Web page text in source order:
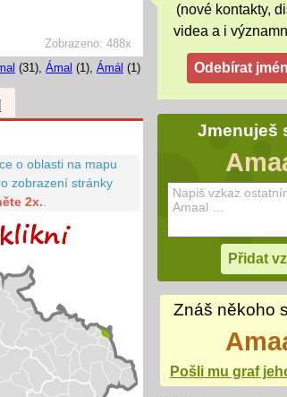
Zobrazeno: 488x
(31), Ámal (1), Ámál (1)
o oblasti na mapu
zobrazení stránky
2x.
(nové kontakty,
videa a i
Jmenuješ
Znáš někoho
Pošli mu graf